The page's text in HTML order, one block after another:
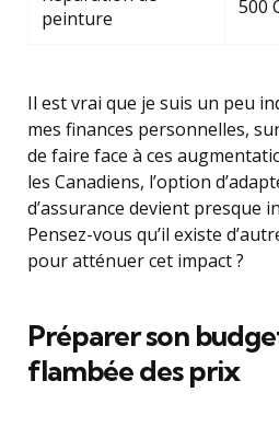
peinture
500
Il est vrai que je suis un peu
mes finances personnelles,
de faire face à ces
les Canadiens, l’option
d’assurance devient presque
Pensez-vous qu’il existe
pour atténuer cet impact ?
Préparer son
flambée des prix